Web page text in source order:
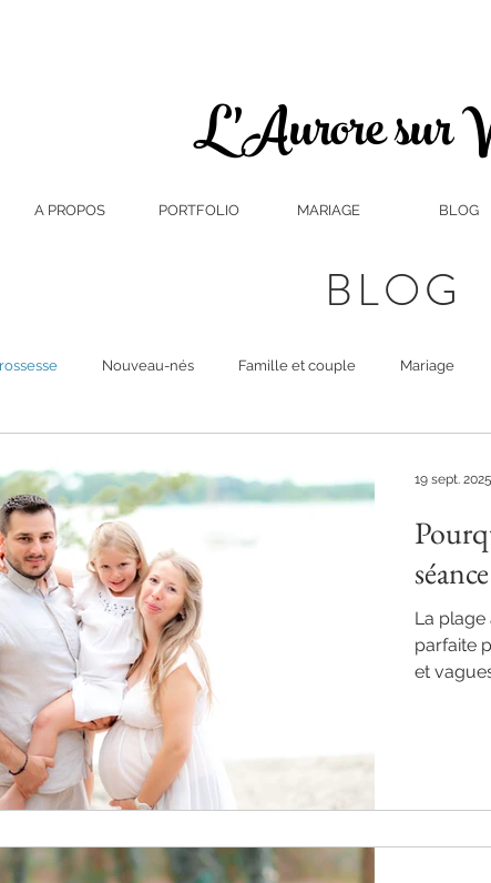
L'Aurore sur
A PROPOS PORTFOLIO MARIAGE BLOG
BLOG
Nouveau-nés Famille et couple Mariage
La
parfaite
et
19 sept. 2025